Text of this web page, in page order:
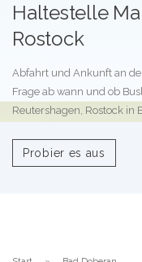
Haltestelle
Rostock
Abfahrt und Ankunft an
Frage ab wann und ob
Reutershagen, Rostock in
Probier es aus